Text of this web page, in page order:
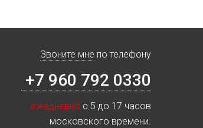
Звоните мне по телефону
+7 960 792 0330
ежедневно с 5 до 17 часов
московского времени.